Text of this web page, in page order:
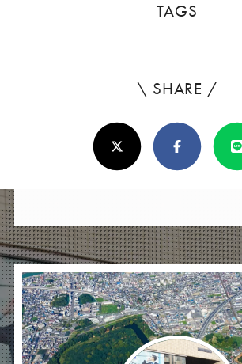
TAGS
\ SHARE /
ろ
し
け
ば
シ
ェ
ア
し
X(Twitter)FacebookLine